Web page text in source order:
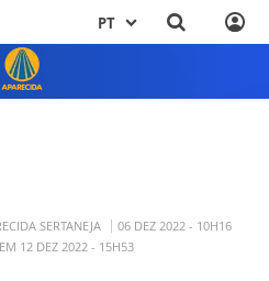
PT
SERTANEJA
06 DEZ 2022 - 10H16
12 DEZ 2022 - 15H53